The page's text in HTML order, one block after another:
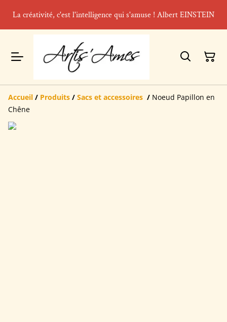
La créativité, c'est l'intelligence qui s'amuse ! Albert EINSTEIN
Accueil / Produits / Sacs et accessoires / Noeud Papillon en
Chêne